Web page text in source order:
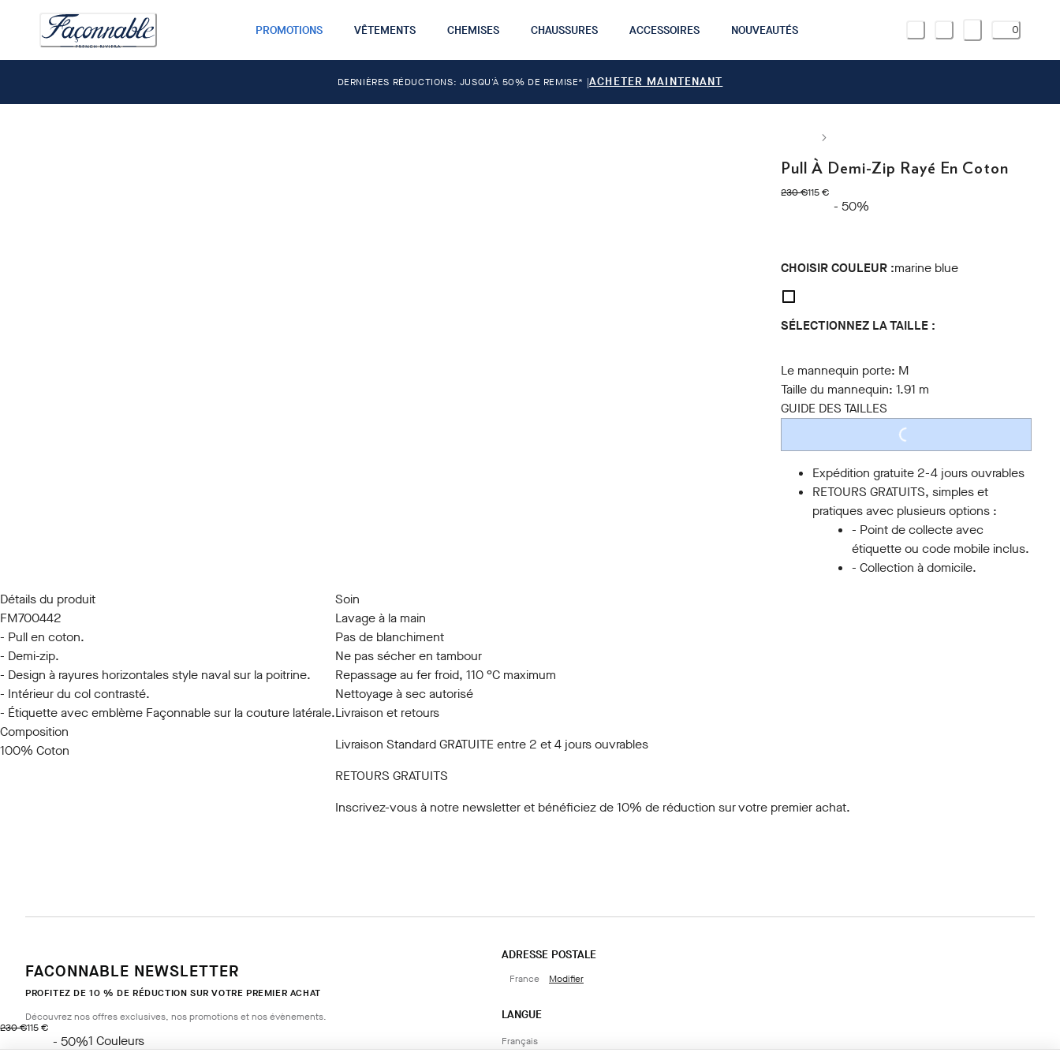
PROMOTIONS VÊTEMENTS CHEMISES CHAUSSURES ACCESSOIRES NOUVEAUTÉS 0
DERNIÈRES RÉDUCTIONS: JUSQU'À 50% DE REMISE* |ACHETER MAINTENANT
Pull À Demi-Zip Rayé En Coton
230 €
original price 230 €
115 €
current price 115 €
- 50%
CHOISIR COULEUR :marine blue
SÉLECTIONNEZ LA TAILLE :
Le mannequin porte: M
Taille du mannequin:1.91 m
GUIDE DES TAILLES
LOADING...
Expédition gratuite 2-4 jours ouvrables
RETOURS GRATUITS, simples et
pratiques avec plusieurs options :
- Point de collecte avec
étiquette ou code mobile inclus.
- Collection à domicile.
Détails du produit
FM700442
- Pull en coton.
- Demi-zip.
- Design à rayures horizontales style naval sur la poitrine.
- Intérieur du col contrasté.
- Étiquette avec emblème Façonnable sur la couture latérale.
Composition
100% Coton
Soin
Lavage à la main
Pas de blanchiment
Ne pas sécher en tambour
Repassage au fer froid, 110 °C maximum
Nettoyage à sec autorisé
Livraison et retours
Livraison Standard GRATUITE entre 2 et 4 jours ouvrables
RETOURS GRATUITS
Inscrivez-vous à notre newsletteret bénéficiez de 10% de réduction sur votre premier achat.
230 €
original price 230 €
115 €
current price 115 €
- 50%1 Couleurs
FACONNABLE NEWSLETTER
PROFITEZ DE 10 % DE RÉDUCTION SUR VOTRE PREMIER ACHAT
Découvrez nos offres exclusives, nos promotions et nos évènements.
ADRESSE POSTALE
France Modifier
LANGUE
Français